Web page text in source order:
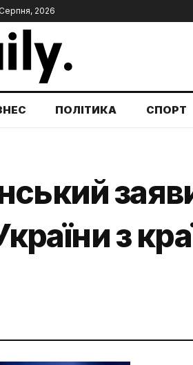
2026
ПОЛІТИКА СПОРТ
з